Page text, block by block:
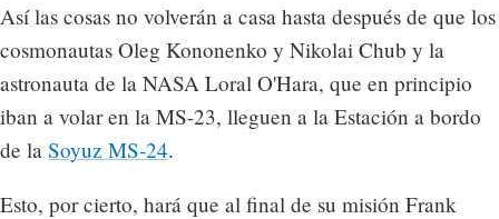
Así las cosas no volverán a casa hasta después de que los
cosmonautas Oleg Kononenko y Nikolai Chub y la
astronauta de la NASA Loral O'Hara, que en principio
iban a volar en la MS-23, lleguen a la Estación a bordo
de la Soyuz MS-24.
Esto, por cierto, hará que al final de su misión Frank